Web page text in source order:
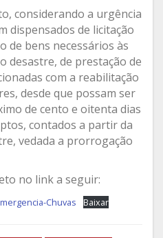
considerando a urgência
dispensados de licitação
de bens necessários às
desastre, de prestação de
com a reabilitação
desde que possam ser
de cento e oitenta dias
contados a partir da
vedada a prorrogação
no link a seguir:
Chuvas Baixar